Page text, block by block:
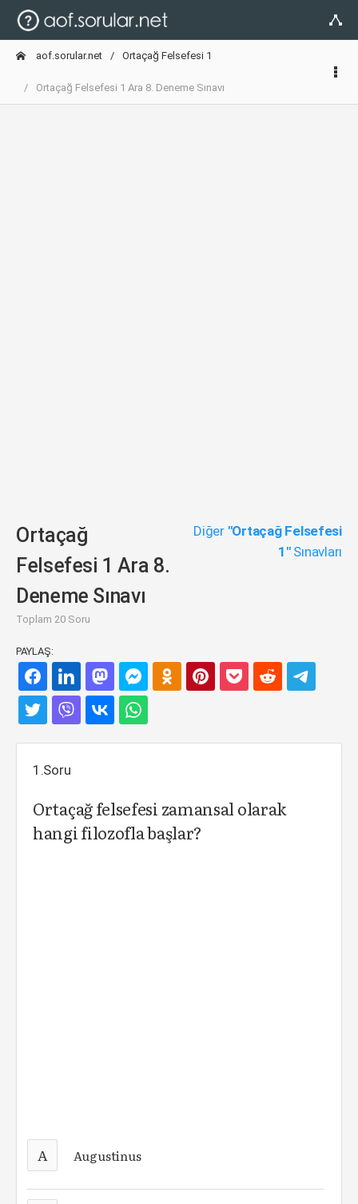
aof.sorular.net Ortaçağ Felsefesi 1
Ortaçağ Felsefesi 1 Ara 8. Deneme Sınavı
Ortaçağ
Felsefesi 1 Ara 8.
Deneme Sınavı
Toplam 20 Soru
Diğer "Ortaçağ Felsefesi
1"Sınavları
PAYLAŞ:
1.Soru
Ortaçağ felsefesi zamansal olarak
hangi filozofla başlar?
A Augustinus